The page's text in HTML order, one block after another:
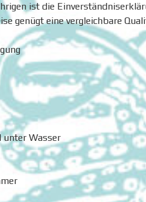
ist die
genügt eine vergleichbare
unter Wasser